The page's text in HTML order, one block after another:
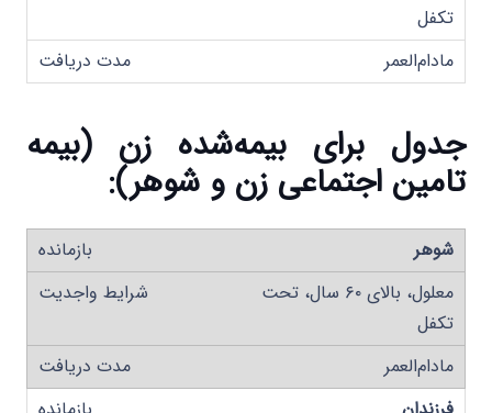
تکفل
مادام‌العمر
جدول برای بیمه‌شده زن (بیمه
تامین اجتماعی زن و شوهر):
شوهر
معلول، بالای ۶۰ سال، تحت
تکفل
مادام‌العمر